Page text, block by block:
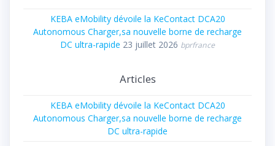
KEBA eMobility dévoile la KeContact DCA20
Autonomous Charger,sa nouvelle borne de recharge
DC ultra-rapide 23 juillet 2026 bprfrance
Articles
KEBA eMobility dévoile la KeContact DCA20
Autonomous Charger,sa nouvelle borne de recharge
DC ultra-rapide